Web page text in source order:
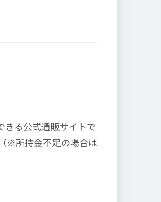
きる公式通販サイトで
※所持金不足の場合は